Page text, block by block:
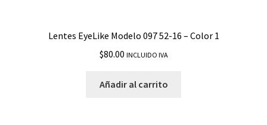
Lentes EyeLike Modelo 097 52-16 – Color 1
$80.00 INCLUIDO IVA
Añadir al carrito